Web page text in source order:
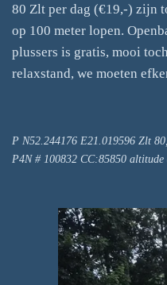
80 Zlt per dag (€19,-) zijn
op 100 meter lopen.
plussers is gratis, mooi
relaxstand, we moeten
P N52.244176 E21.019596 Zlt
P4N # 100832 CC:85850 altitude